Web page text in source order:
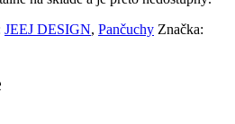
JEEJ DESIGN, Pančuchy Značka: